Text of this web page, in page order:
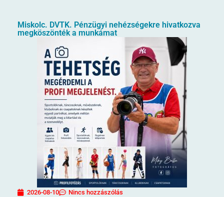
Miskolc. DVTK. Pénzügyi nehézségekre hivatkozva
megköszönték a munkámat
2026-08-10 Nincs hozzászólás